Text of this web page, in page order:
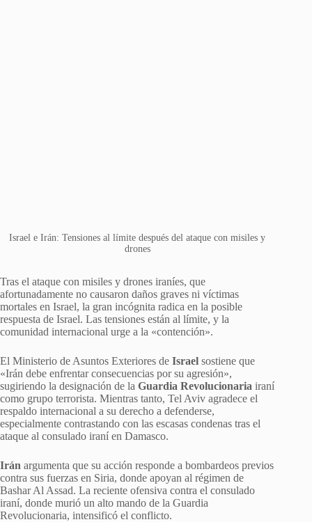
Israel e Irán: Tensiones al límite después del ataque con misiles y
drones
Tras el ataque con misiles y drones iraníes, que
afortunadamente no causaron daños graves ni víctimas
mortales en Israel, la gran incógnita radica en la posible
respuesta de Israel. Las tensiones están al límite, y la
comunidad internacional urge a la «contención».
El Ministerio de Asuntos Exteriores de Israel sostiene que
«Irán debe enfrentar consecuencias por su agresión»,
sugiriendo la designación de la Guardia Revolucionaria iraní
como grupo terrorista. Mientras tanto, Tel Aviv agradece el
respaldo internacional a su derecho a defenderse,
especialmente contrastando con las escasas condenas tras el
ataque al consulado iraní en Damasco.
Irán argumenta que su acción responde a bombardeos previos
contra sus fuerzas en Siria, donde apoyan al régimen de
Bashar Al Assad. La reciente ofensiva contra el consulado
iraní, donde murió un alto mando de la Guardia
Revolucionaria, intensificó el conflicto.